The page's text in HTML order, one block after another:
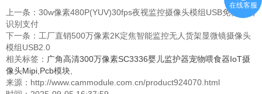
上一条： 30w像素480P(YUV)30fps夜视监控摄像头模组USB免驱扫码
识别支付
下一条： 工厂直销500万像素2K定焦智能监控无人货架显微镜摄像头
模组USB2.0
相关标签： 广角高清300万像素SC3336婴儿监护器宠物喂食器IoT摄
像头Mipi Pcb模块
来源：http://www.cammodule.com.cn/product924070.html
在线客服